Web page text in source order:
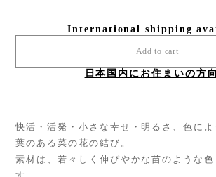
International shipping
Add to cart
日本国内にお住まいの方
快活・活発・小さな幸せ・明るさ、色に
葉のある菜の花の結び。
素材は、若々しく伸びやかな苗のような